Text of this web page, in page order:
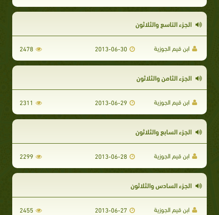
الجزء التاسع والثلاثون
ابن قيم الجوزية 2013-06-30
2478
الجزء الثامن والثلاثون
ابن قيم الجوزية 2013-06-29
2311
الجزء السابع والثلاثون
ابن قيم الجوزية 2013-06-28
2299
الجزء السادس والثلاثون
ابن قيم الجوزية 2013-06-27
2455